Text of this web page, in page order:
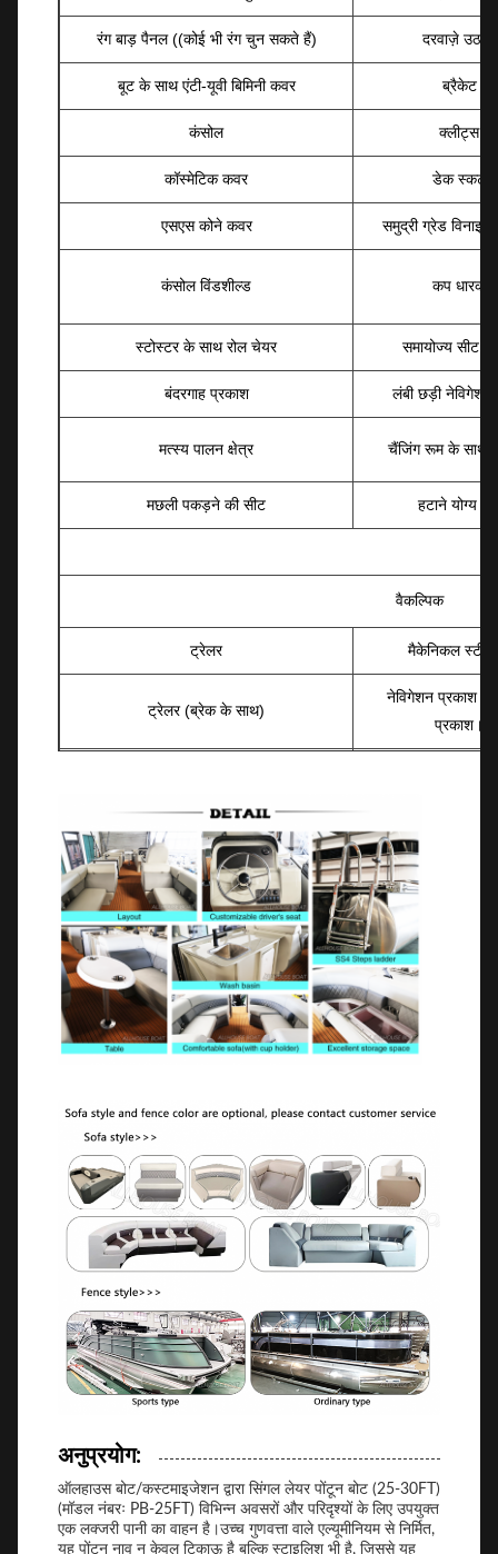
रंग बाड़ पैनल ((कोई भी रंग चुन सकते हैं) दरवाज़े उठाओ
बूट के साथ एंटी-यूवी बिमिनी कवर ब्रैकेट
कंसोल क्लीट्स
कॉस्मेटिक कवर डेक स्कर्ट
एसएस कोने कवर समुद्री ग्रेड विनाइल
कंसोल विंडशील्ड कप धारक
स्टोस्टर के साथ रोल चेयर समायोज्य सीट
बंदरगाह प्रकाश लंबी छड़ी नेविगेशन
मत्स्य पालन क्षेत्र चैंजिंग रूम के साथ
मछली पकड़ने की सीट हटाने योग्य
वैकल्पिक
ट्रेलर मैकेनिकल
ट्रेलर (ब्रेक के साथ)
नेविगेशन प्रकाश
प्रकाश।
अलग करने योग्य मछली पकड़ने की कुर्सी
अनुप्रयोग:
ऑलहाउस बोट/कस्टमाइजेशन द्वारा सिंगल लेयर पोंटून बोट (25-30FT)
(मॉडल नंबरः PB-25FT) विभिन्न अवसरों और परिदृश्यों के लिए उपयुक्त
एक लक्जरी पानी का वाहन है।उच्च गुणवत्ता वाले एल्यूमीनियम से निर्मित,
यह पोंटून नाव न केवल टिकाऊ है बल्कि स्टाइलिश भी है, जिससे यह